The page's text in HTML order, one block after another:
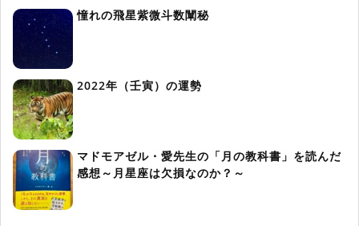
憧れの飛星紫微斗数闡秘
2022年（壬寅）の運勢
マドモアゼル・愛先生の「月の教科書」を読んだ
感想～月星座は欠損なのか？～